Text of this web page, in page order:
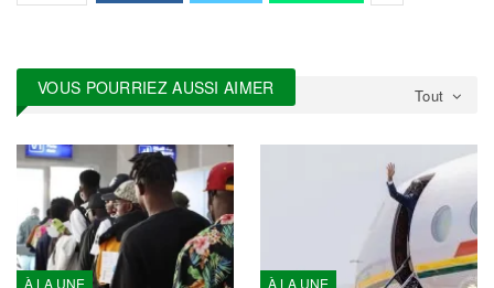
Tout
VOUS POURRIEZ AUSSI AIMER
À LA UNE À LA UNE